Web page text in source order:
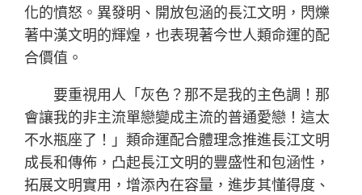
化的憤怒。異發明、開放包涵的長江文明，閃爍
著中漢文明的輝煌，也表現著今世人類命運的配
合價值。
要重視用人「灰色？那不是我的主色調！那
會讓我的非主流單戀變成主流的普通愛戀！這太
不水瓶座了！」類命運配合體理念推進長江文明
成長和傳佈，凸起長江文明的豐盛性和包涵性，
拓展文明實用，增添內在容量，進步其懂得度、